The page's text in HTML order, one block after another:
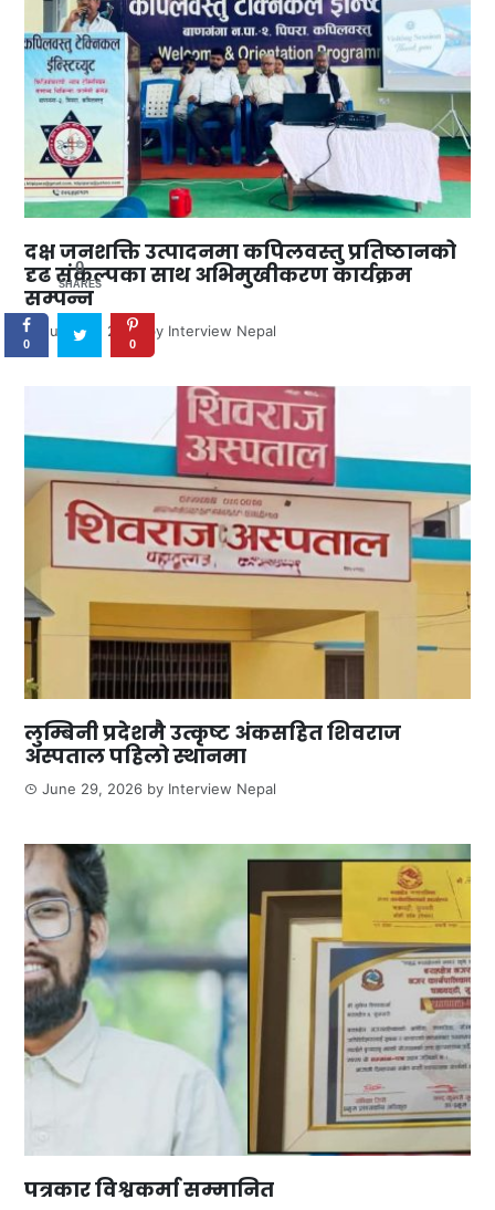
दक्ष जनशक्ति उत्पादनमा कपिलवस्तु प्रतिष्ठानको
दृढ संकल्पका साथ अभिमुखीकरण कार्यक्रम
सम्पन्न
June 30, 2026 by Interview Nepal
लुम्बिनी प्रदेशमै उत्कृष्ट अंकसहित शिवराज
अस्पताल पहिलो स्थानमा
June 29, 2026 by Interview Nepal
पत्रकार विश्वकर्मा सम्मानित
0
SHARES
0 0